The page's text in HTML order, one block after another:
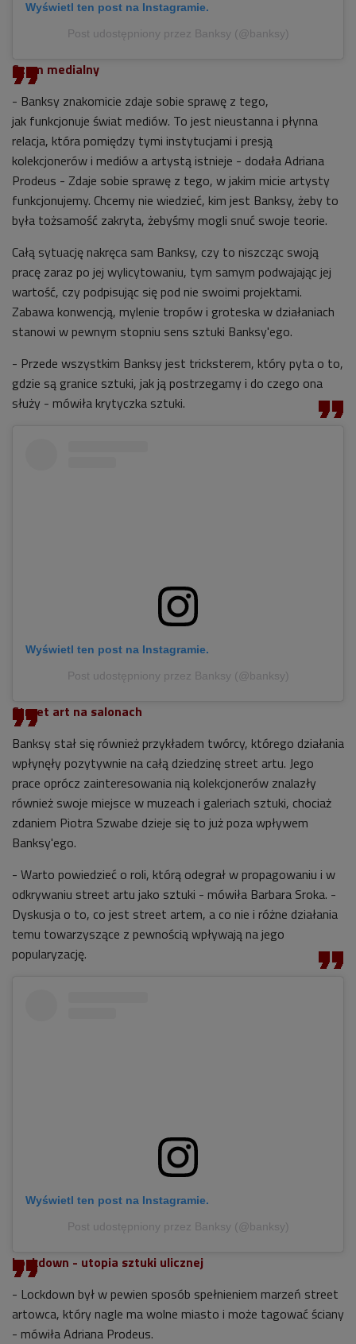
Wyświetl ten post na Instagramie.
Post udostępniony przez Banksy (@banksy)
Szum medialny
- Banksy znakomicie zdaje sobie sprawę z tego,
jak funkcjonuje świat mediów. To jest nieustanna i płynna
relacja, która pomiędzy tymi instytucjami i presją
kolekcjonerów i mediów a artystą istnieje - dodała Adriana
Prodeus - Zdaje sobie sprawę z tego, w jakim micie artysty
funkcjonujemy. Chcemy nie wiedzieć, kim jest Banksy, żeby to
była tożsamość zakryta, żebyśmy mogli snuć swoje teorie.
Całą sytuację nakręca sam Banksy, czy to niszcząc swoją
pracę zaraz po jej wylicytowaniu, tym samym podwajając jej
wartość, czy podpisując się pod nie swoimi projektami.
Zabawa konwencją, mylenie tropów i groteska w działaniach
stanowi w pewnym stopniu sens sztuki Banksy'ego.
- Przede wszystkim Banksy jest tricksterem, który pyta o to,
gdzie są granice sztuki, jak ją postrzegamy i do czego ona
służy - mówiła krytyczka sztuki.
Wyświetl ten post na Instagramie.
Post udostępniony przez Banksy (@banksy)
Street art na salonach
Banksy stał się również przykładem twórcy, którego działania
wpłynęły pozytywnie na całą dziedzinę street artu. Jego
prace oprócz zainteresowania nią kolekcjonerów znalazły
również swoje miejsce w muzeach i galeriach sztuki, chociaż
zdaniem Piotra Szwabe dzieje się to już poza wpływem
Banksy'ego.
- Warto powiedzieć o roli, którą odegrał w propagowaniu i w
odkrywaniu street artu jako sztuki - mówiła Barbara Sroka. -
Dyskusja o to, co jest street artem, a co nie i różne działania
temu towarzyszące z pewnością wpływają na jego
popularyzację.
Wyświetl ten post na Instagramie.
Post udostępniony przez Banksy (@banksy)
Lockdown - utopia sztuki ulicznej
- Lockdown był w pewien sposób spełnieniem marzeń street
artowca, który nagle ma wolne miasto i może tagować ściany
- mówiła Adriana Prodeus.